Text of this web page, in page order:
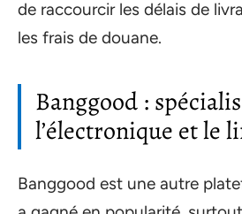
de raccourcir les délais de
les frais de douane.
Banggood :
l’électronique et le
Banggood est une autre